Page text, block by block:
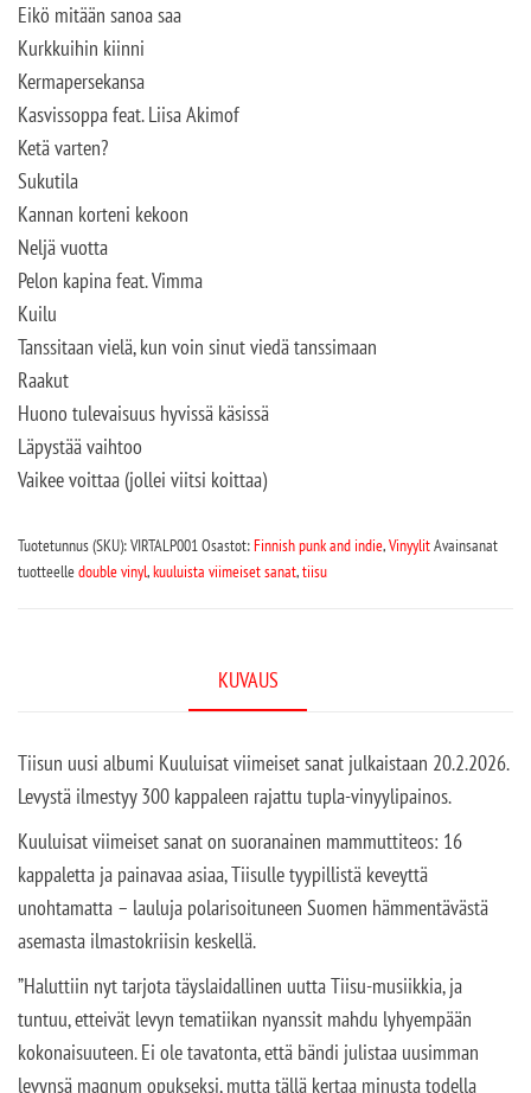
Eikö mitään sanoa saa
Kurkkuihin kiinni
Kermapersekansa
Kasvissoppa feat. Liisa Akimof
Ketä varten?
Sukutila
Kannan korteni kekoon
Neljä vuotta
Pelon kapina feat. Vimma
Kuilu
Tanssitaan vielä, kun voin sinut viedä tanssimaan
Raakut
Huono tulevaisuus hyvissä käsissä
Läpystää vaihtoo
Vaikee voittaa (jollei viitsi koittaa)
Tuotetunnus (SKU):VIRTALP001Osastot:Finnish punk and indie,VinyylitAvainsanat
tuotteelledouble vinyl,kuuluista viimeiset sanat,tiisu
KUVAUS
Tiisun uusi albumi Kuuluisat viimeiset sanat julkaistaan 20.2.2026.
Levystä ilmestyy 300 kappaleen rajattu tupla-vinyylipainos.
Kuuluisat viimeiset sanat on suoranainen mammuttiteos: 16
kappaletta ja painavaa asiaa, Tiisulle tyypillistä keveyttä
unohtamatta – lauluja polarisoituneen Suomen hämmentävästä
asemasta ilmastokriisin keskellä.
”Haluttiin nyt tarjota täyslaidallinen uutta Tiisu-musiikkia, ja
tuntuu, etteivät levyn tematiikan nyanssit mahdu lyhyempään
kokonaisuuteen. Ei ole tavatonta, että bändi julistaa uusimman
levynsä magnum opukseksi, mutta tällä kertaa minusta todella